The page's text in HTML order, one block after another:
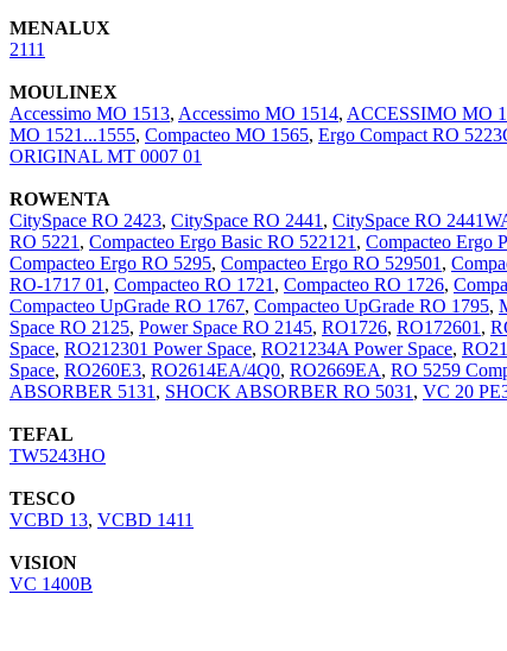
MENALUX
2111
MOULINEX
Accessimo MO 1513, Accessimo MO 1514, ACCESSIMO MO
MO 1521...1555, Compacteo MO 1565, Ergo Compact RO
ORIGINAL MT 0007 01
ROWENTA
CitySpace RO 2423, CitySpace RO 2441 , CitySpace RO
RO 5221 , Compacteo Ergo Basic RO 522121 , Compacteo Ergo
Compacteo Ergo RO 5295, Compacteo Ergo RO 529501 ,
RO-1717 01 , Compacteo RO 1721 , Compacteo RO 1726,
Compacteo UpGrade RO 1767, Compacteo UpGrade RO 1795,
Space RO 2125, Power Space RO 2145, RO1726, RO172601 ,
Space, RO212301 Power Space, RO21234A Power Space,
Space, RO260E3, RO2614EA/4Q0, RO2669EA, RO 5259
ABSORBER 5131 , SHOCK ABSORBER RO 5031 , VC 20
TEFAL
TW5243HO
TESCO
VCBD 13, VCBD 1411
VISION
VC 1400B